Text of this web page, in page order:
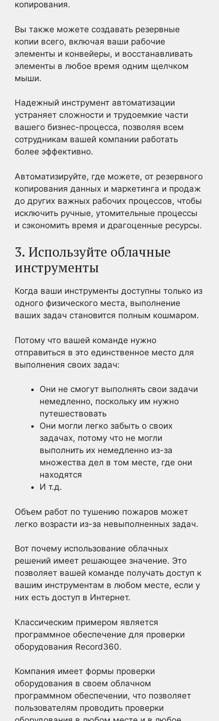
копирования.
Вы также можете создавать резервные
копии всего, включая ваши рабочие
элементы и конвейеры, и восстанавливать
элементы в любое время одним щелчком
мыши.
Надежный инструмент автоматизации
устраняет сложности и трудоемкие части
вашего бизнес-процесса, позволяя всем
сотрудникам вашей компании работать
более эффективно.
Автоматизируйте, где можете, от резервного
копирования данных и маркетинга и продаж
до других важных рабочих процессов, чтобы
исключить ручные, утомительные процессы
и сэкономить время и драгоценные ресурсы.
3. Используйте облачные
инструменты
Когда ваши инструменты доступны только из
одного физического места, выполнение
ваших задач становится полным кошмаром.
Потому что вашей команде нужно
отправиться в это единственное место для
выполнения своих задач:
Они не смогут выполнять свои задачи
немедленно, поскольку им нужно
путешествовать
Они могли легко забыть о своих
задачах, потому что не могли
выполнить их немедленно из-за
множества дел в том месте, где они
находятся
И т.д.
Объем работ по тушению пожаров может
легко возрасти из-за невыполненных задач.
Вот почему использование облачных
решений имеет решающее значение. Это
позволяет вашей команде получать доступ к
вашим инструментам в любом месте, если у
них есть доступ в Интернет.
Классическим примером является
программное обеспечение для проверки
оборудования Record360.
Компания имеет формы проверки
оборудования в своем облачном
программном обеспечении, что позволяет
пользователям проводить проверки